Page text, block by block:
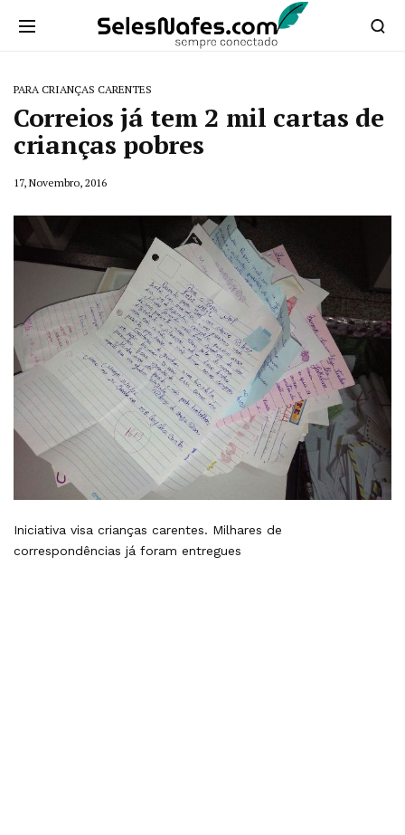
PARA CRIANÇAS CARENTES
Correios já tem 2 mil cartas de
crianças pobres
17, Novembro, 2016
Iniciativa visa crianças carentes. Milhares de
correspondências já foram entregues